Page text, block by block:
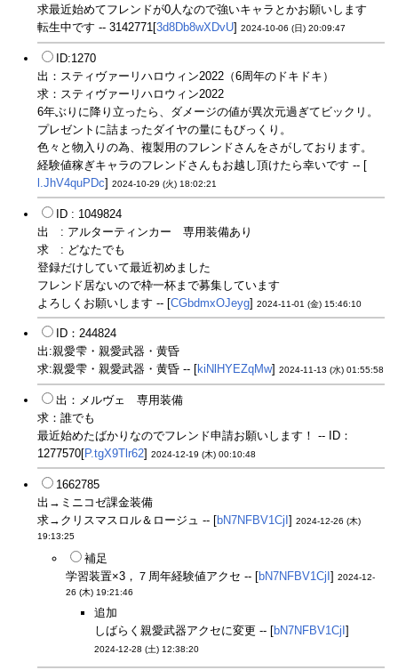
求最近始めてフレンドが0人なので強いキャラとかお願いします
転生中です -- 3142771[3d8Db8wXDvU] 2024-10-06 (日) 20:09:47
ID:1270
出：スティヴァーリハロウィン2022（6周年のドキドキ）
求：スティヴァーリハロウィン2022
6年ぶりに降り立ったら、ダメージの値が異次元過ぎてビックリ。
プレゼントに詰まったダイヤの量にもびっくり。
色々と物入りの為、複製用のフレンドさんをさがしております。
経験値稼ぎキャラのフレンドさんもお越し頂けたら幸いです -- [
l.JhV4quPDc] 2024-10-29 (火) 18:02:21
ID : 1049824
出 : アルターティンカー 専用装備あり
求 : どなたでも
登録だけしていて最近初めました
フレンド居ないので枠一杯まで募集しています
よろしくお願いします -- [CGbdmxOJeyg] 2024-11-01 (金) 15:46:10
ID：244824
出:親愛雫・親愛武器・黄昏
求:親愛雫・親愛武器・黄昏 -- [kiNlHYEZqMw] 2024-11-13 (水) 01:55:58
出：メルヴェ 専用装備
求：誰でも
最近始めたばかりなのでフレンド申請お願いします！ -- ID：
1277570[P.tgX9Tlr62] 2024-12-19 (木) 00:10:48
1662785
出→ミニコゼ課金装備
求→クリスマスロル＆ロージュ -- [bN7NFBV1CjI] 2024-12-26 (木)
19:13:25
補足
学習装置×3，７周年経験値アクセ -- [bN7NFBV1CjI] 2024-12-
26 (木) 19:21:46
追加
しばらく親愛武器アクセに変更 -- [bN7NFBV1CjI]
2024-12-28 (土) 12:38:20